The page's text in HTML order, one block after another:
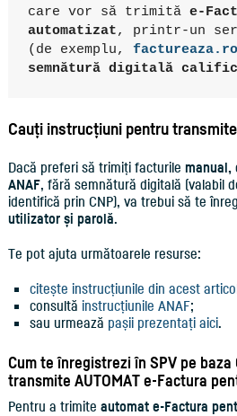
care vor să trimită e-
automatizat, printr-un
(de exemplu, factureaza.ro
semnătură digitală
Cauți instrucțiuni pentru
Dacă preferi să trimiți facturile manual,
ANAF, fără semnătură digitală (valabil
identifică prin CNP), va trebui să te
utilizator și parolă.
Te pot ajuta următoarele resurse:
citește instrucțiunile din acest
consultă instrucțiunile ANAF;
sau urmează pașii prezentați aici.
Cum te înregistrezi în SPV pe
transmite AUTOMAT e-Factura
Pentru a trimite automat e-Factura